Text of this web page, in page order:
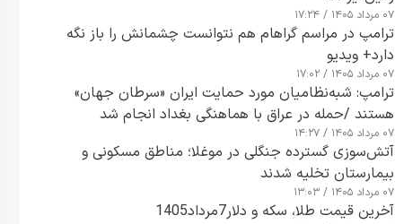
۰۷ مرداد ۱۴۰۵ / ۱۷:۲۴
ترامپ در مراسم گراهام هم نتوانست چشمانش را باز نگه
دارد+ ویدیو
۰۷ مرداد ۱۴۰۵ / ۱۷:۰۲
ترامپ: شبه‌نظامیان مورد حمایت ایران «سرطان جهان»
هستند /حمله در عراق با هماهنگی بغداد انجام شد
۰۷ مرداد ۱۴۰۵ / ۱۴:۲۷
آتش‌سوزی گسترده جنگلی در موغلا؛ مناطق مسکونی و
بیمارستان تخلیه شدند
۰۷ مرداد ۱۴۰۵ / ۱۳:۰۳
آخرین قیمت طلا، سکه و دلار7مرداد1405